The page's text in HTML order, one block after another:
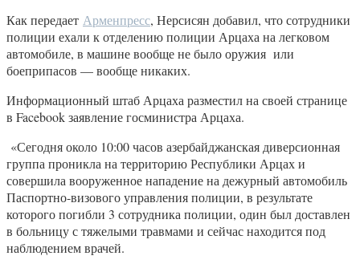
Как передает Арменпресс, Нерсисян добавил, что сотрудники
полиции ехали к отделению полиции Арцаха на легковом
автомобиле, в машине вообще не было оружия или
боеприпасов — вообще никаких.
Информационный штаб Арцаха разместил на своей странице
в Facebook заявление госминистра Арцаха.
«Сегодня около 10:00 часов азербайджанская диверсионная
группа проникла на территорию Республики Арцах и
совершила вооруженное нападение на дежурный автомобиль
Паспортно-визового управления полиции, в результате
которого погибли 3 сотрудника полиции, один был доставлен
в больницу с тяжелыми травмами и сейчас находится под
наблюдением врачей.